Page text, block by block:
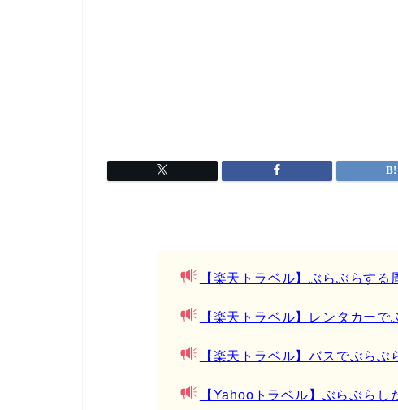
【楽天トラベル】ぶらぶらする
【楽天トラベル】レンタカーで
【楽天トラベル】バスでぶらぶ
【Yahooトラベル】ぶらぶらし